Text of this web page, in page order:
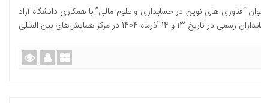
های نوین در حسابداری و علوم مالی” با همکاری دانشگاه آزاد
اسلامی(واحد تهران شمال)و مرکز آموزش و تحقیقات حسابداران رسمی در تاریخ 13 و 14 آذرماه 1404 در مرکز همایش‌های بین المللی